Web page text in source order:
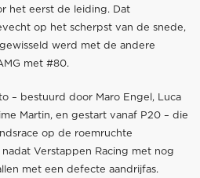
het eerst de leiding. Dat
op het scherpst van de snede,
werd met de andere
met #80.
– bestuurd door Maro Engel, Luca
Martin, en gestart vanaf P20 – die
op de roemruchte
Verstappen Racing met nog
met een defecte aandrijfas.